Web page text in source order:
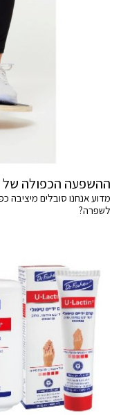
ההשפעה הכפולה של
מדוע אנחנו סובלים מיציבה
לשפרה?